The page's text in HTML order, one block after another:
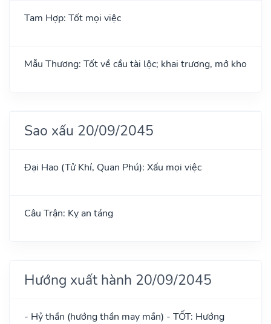
Tam Hợp: Tốt mọi việc
Mẫu Thương: Tốt về cầu tài lộc; khai trương, mở kho
Sao xấu 20/09/2045
Đại Hao (Tử Khí, Quan Phú): Xấu mọi việc
Câu Trận: Kỵ an táng
Hướng xuất hành 20/09/2045
- Hỷ thần (hướng thần may mắn) - TỐT: Hướng